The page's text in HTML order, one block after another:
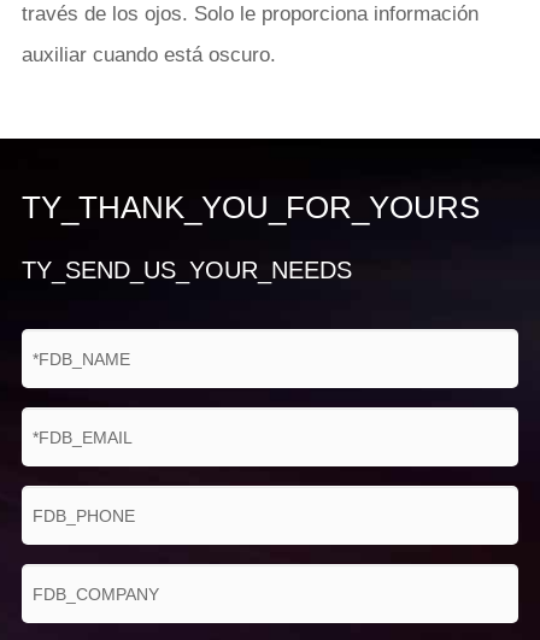
través de los ojos. Solo le proporciona información
auxiliar cuando está oscuro.
TY_THANK_YOU_FOR_YOURS
TY_SEND_US_YOUR_NEEDS